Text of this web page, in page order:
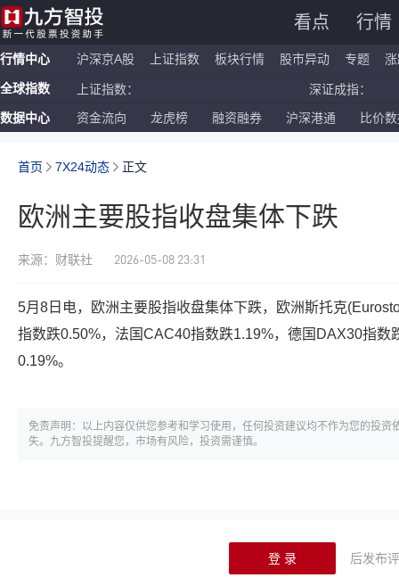
看点 行情
行情中心 沪深京A股 上证指数 板块行情 股市异动 专题
全球指数 上证指数： 深证成指：
恒生指数： 国企指数：
数据中心 资金流向 龙虎榜 融资融券 沪深港通 比价
首页 7X24动态 正文
欧洲主要股指收盘集体下跌
来源：财联社 2026-05-08 23:31
5月8日电，欧洲主要股指收盘集体下跌，欧洲斯托克
指数跌0.50%，法国CAC40指数跌1.19%，德国DAX30指数
0.19%。
免责声明：以上内容仅供您参考和学习使用，任何投资建议均不作为您的投
失。九方智投提醒您，市场有风险，投资需谨慎。
登 录 后发布